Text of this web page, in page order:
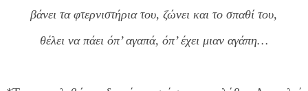
βάνει τα φτερνιστήρια του, ζώνει και το σπαθί του,
θέλει να πάει όπ’ αγαπά, όπ’ έχει μιαν αγάπη…